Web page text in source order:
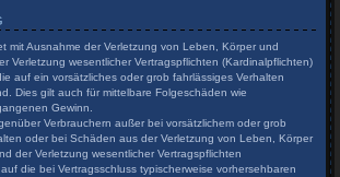
mit Ausnahme der Verletzung von Leben, Körper und
Verletzung wesentlicher Vertragspflichten (Kardinalpflichten)
auf ein vorsätzliches oder grob fahrlässiges Verhalten
Dies gilt auch für mittelbare Folgeschäden wie
Gewinn.
Verbrauchern außer bei vorsätzlichem oder grob
oder bei Schäden aus der Verletzung von Leben, Körper
der Verletzung wesentlicher Vertragspflichten
die bei Vertragsschluss typischerweise vorhersehbaren